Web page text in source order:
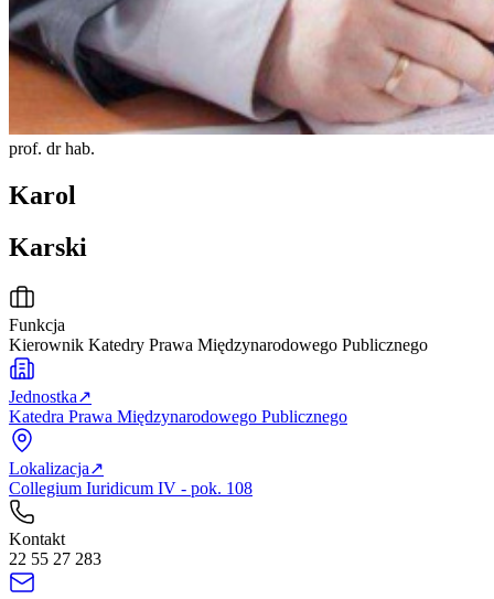
prof. dr hab.
Karol
Karski
Funkcja
Kierownik Katedry Prawa Międzynarodowego Publicznego
Jednostka↗
Katedra Prawa Międzynarodowego Publicznego
Lokalizacja↗
Collegium Iuridicum IV - pok. 108
Kontakt
22 55 27 283